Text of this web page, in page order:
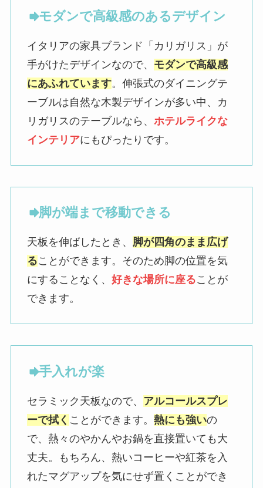
モダンで高級感のあるデザイン
イタリアの家具ブランド「カリガリス」が
手がけたデザインなので、 モダンで高級感
にあふれています。伸張式のダイニングテ
ーブルは自然な木製デザインが多い中、カ
リガリスのテーブルなら、 ホテルライクな
インテリアにもぴったりです。
脚が端まで移動できる
天板を伸ばしたとき、 脚が四角のまま広げ
ることができます。そのため脚の位置を気
にすることなく、 好きな場所に座ることが
できます。
手入れが楽
セラミック天板なので、 アルコールスプレ
ーで拭く ことができます。 熱にも強いの
で、熱々のやかんやお鍋を直接置いても大
丈夫。もちろん、熱いコーヒーや紅茶を入
れたマグアップを気にせず置くことができ